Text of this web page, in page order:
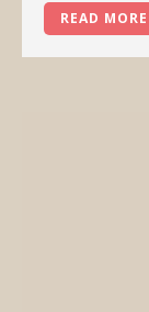
READ MORE